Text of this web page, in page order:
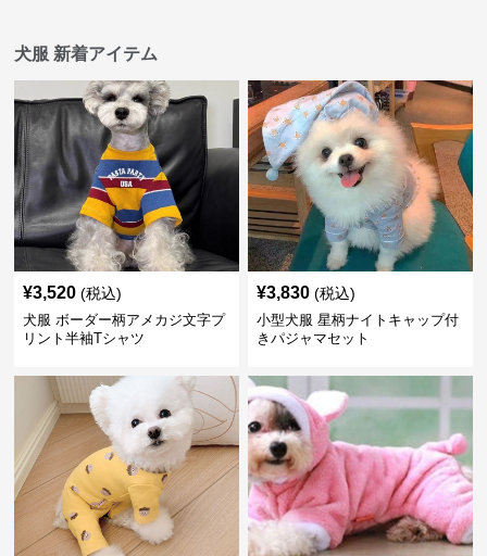
犬服 新着アイテム
¥3,520 (税込)
犬服 ボーダー柄アメカジ文字プ
リント半袖Tシャツ
¥3,830 (税込)
小型犬服 星柄ナイトキャップ付
きパジャマセット